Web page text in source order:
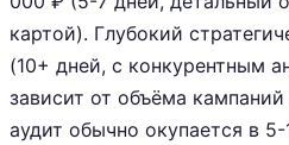
картой). Глубокий
(10+ дней, с конкурентным
зависит от объёма
аудит обычно окупается в 5-